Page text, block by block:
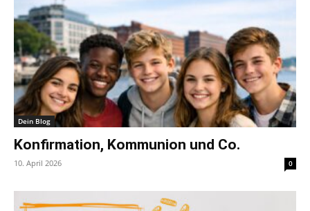
Dein Blog
Konfirmation, Kommunion und Co.
10. April 2026 0